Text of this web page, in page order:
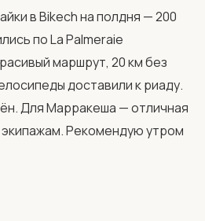
по La Palmeraie
маршрут, 20 км без
доставили к риаду.
Для Марракеша — отличная
Рекомендую утром